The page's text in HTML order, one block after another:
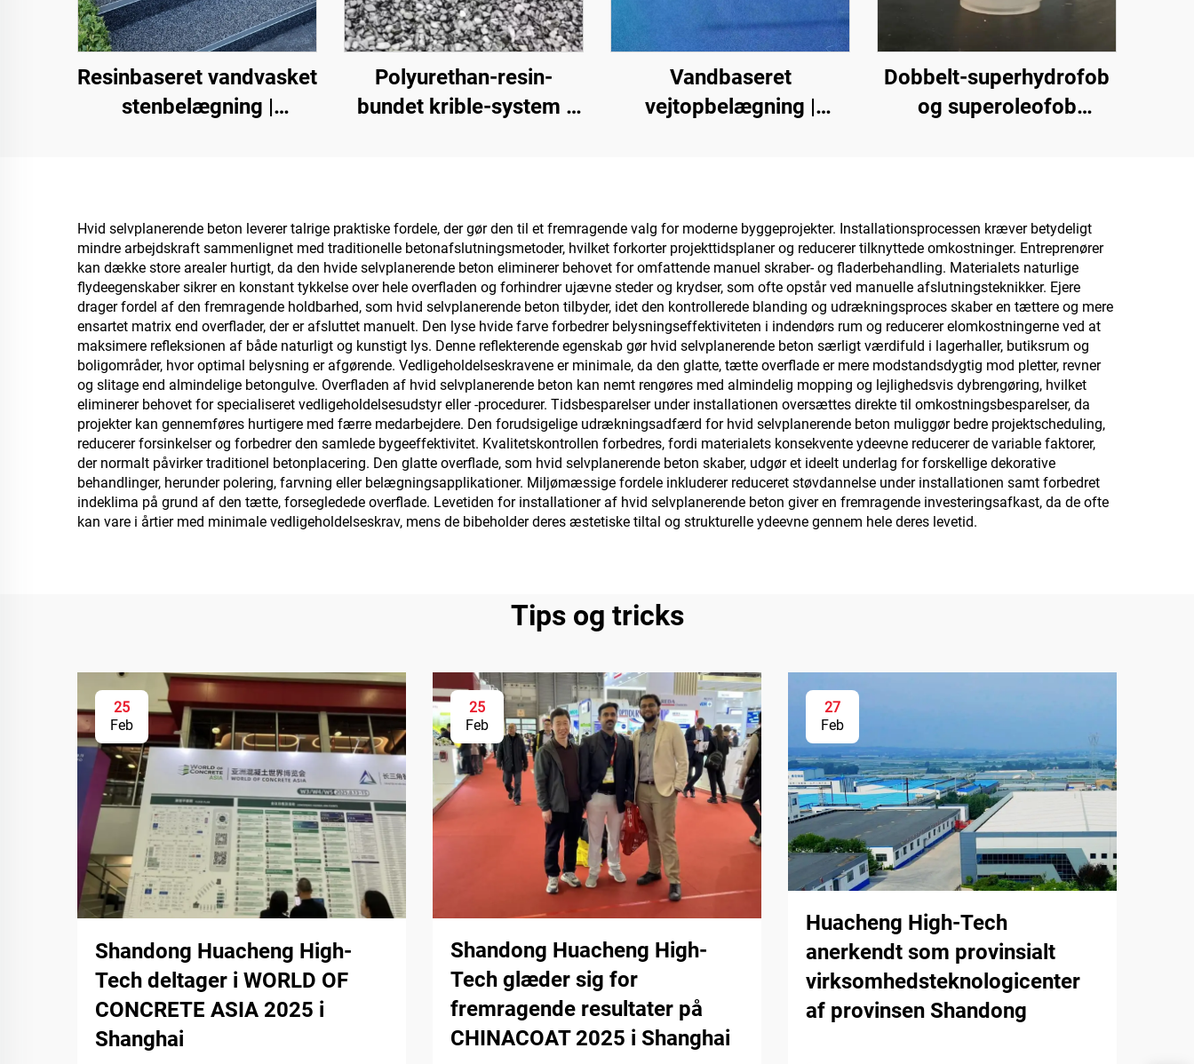
Resinbaseret vandvasket
stenbelægning |
formål
Polyurethan-resin-
bundet krible-system |
dekoration
Vandbaseret
vejtopbelægning |
indendørs og udendørs
belægninger
Dobbelt-superhydrofob
og superoleofob
eller i andre scenarier,
hvor hydrofobe og
oleofobe egenskaber
kræves
Hvid selvplanerende beton leverer talrige praktiske fordele, der gør den til et fremragende valg for moderne byggeprojekter. Installationsprocessen kræver betydeligt
mindre arbejdskraft sammenlignet med traditionelle betonafslutningsmetoder, hvilket forkorter projekttidsplaner og reducerer tilknyttede omkostninger. Entreprenører
kan dække store arealer hurtigt, da den hvide selvplanerende beton eliminerer behovet for omfattende manuel skraber- og fladerbehandling. Materialets naturlige
flydeegenskaber sikrer en konstant tykkelse over hele overfladen og forhindrer ujævne steder og krydser, som ofte opstår ved manuelle afslutningsteknikker. Ejere
drager fordel af den fremragende holdbarhed, som hvid selvplanerende beton tilbyder, idet den kontrollerede blanding og udrækningsproces skaber en tættere og mere
ensartet matrix end overflader, der er afsluttet manuelt. Den lyse hvide farve forbedrer belysningseffektiviteten i indendørs rum og reducerer elomkostningerne ved at
maksimere refleksionen af både naturligt og kunstigt lys. Denne reflekterende egenskab gør hvid selvplanerende beton særligt værdifuld i lagerhaller, butiksrum og
boligområder, hvor optimal belysning er afgørende. Vedligeholdelseskravene er minimale, da den glatte, tætte overflade er mere modstandsdygtig mod pletter, revner
og slitage end almindelige betongulve. Overfladen af hvid selvplanerende beton kan nemt rengøres med almindelig mopping og lejlighedsvis dybrengøring, hvilket
eliminerer behovet for specialiseret vedligeholdelsesudstyr eller -procedurer. Tidsbesparelser under installationen oversættes direkte til omkostningsbesparelser, da
projekter kan gennemføres hurtigere med færre medarbejdere. Den forudsigelige udrækningsadfærd for hvid selvplanerende beton muliggør bedre projektscheduling,
reducerer forsinkelser og forbedrer den samlede bygeeffektivitet. Kvalitetskontrollen forbedres, fordi materialets konsekvente ydeevne reducerer de variable faktorer,
der normalt påvirker traditionel betonplacering. Den glatte overflade, som hvid selvplanerende beton skaber, udgør et ideelt underlag for forskellige dekorative
behandlinger, herunder polering, farvning eller belægningsapplikationer. Miljømæssige fordele inkluderer reduceret støvdannelse under installationen samt forbedret
indeklima på grund af den tætte, forsegledede overflade. Levetiden for installationer af hvid selvplanerende beton giver en fremragende investeringsafkast, da de ofte
kan vare i årtier med minimale vedligeholdelseskrav, mens de bibeholder deres æstetiske tiltal og strukturelle ydeevne gennem hele deres levetid.
Tips og tricks
25
Feb
Shandong Huacheng High-
Tech deltager i WORLD OF
CONCRETE ASIA 2025 i
Shanghai
25
Feb
Shandong Huacheng High-
Tech glæder sig for
fremragende resultater på
CHINACOAT 2025 i Shanghai
27
Feb
Huacheng High-Tech
anerkendt som provinsialt
virksomhedsteknologicenter
af provinsen Shandong